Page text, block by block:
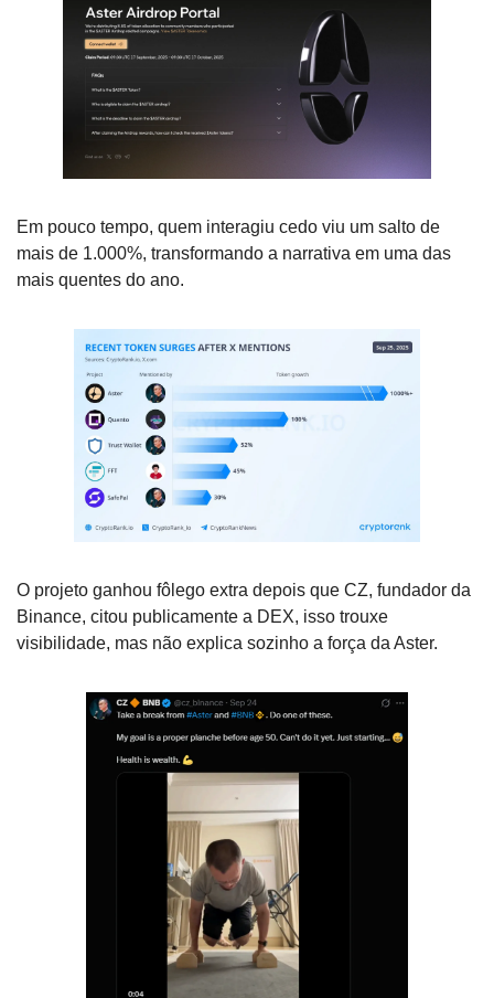
Em pouco tempo, quem interagiu cedo viu um salto de
mais de 1.000%, transformando a narrativa em uma das
mais quentes do ano.
O projeto ganhou fôlego extra depois que CZ, fundador da
Binance, citou publicamente a DEX, isso trouxe
visibilidade, mas não explica sozinho a força da Aster.